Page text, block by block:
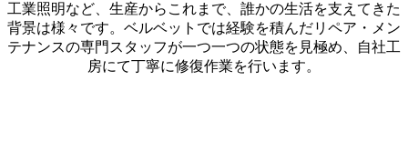
工業照明など、生産からこれまで、誰かの生活を支えてきた
背景は様々です。ベルベットでは経験を積んだリペア・メン
テナンスの専門スタッフが一つ一つの状態を見極め、自社工
房にて丁寧に修復作業を行います。